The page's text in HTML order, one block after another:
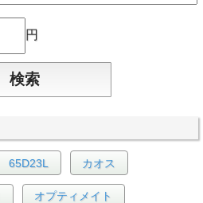
円
65D23L カオス
オプティメイト